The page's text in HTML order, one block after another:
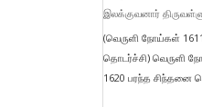
இலக்குவனார்
(வெருளி நோய்கள்
தொடர்ச்சி) வெருளி
1620 பரந்த சிந்தனை